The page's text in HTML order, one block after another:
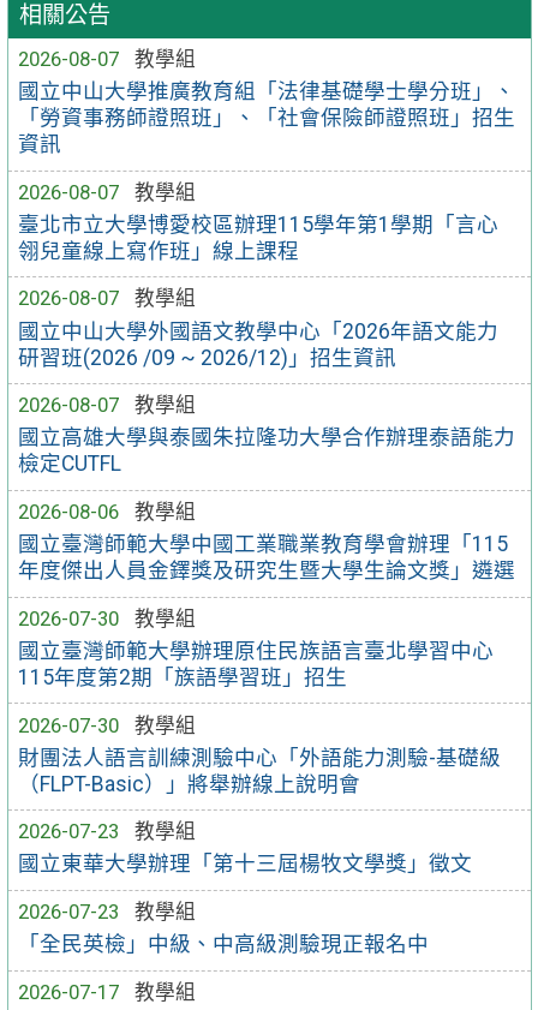
相關公告
2026-08-07
教學組
國立中山大學推廣教育組「法律基礎學士學分班」、
「勞資事務師證照班」、「社會保險師證照班」招生
資訊
2026-08-07
教學組
臺北市立大學博愛校區辦理115學年第1學期「言心
翎兒童線上寫作班」線上課程
2026-08-07
教學組
國立中山大學外國語文教學中心「2026年語文能力
研習班(2026 /09 ~ 2026/12)」招生資訊
2026-08-07
教學組
國立高雄大學與泰國朱拉隆功大學合作辦理泰語能力
檢定CUTFL
2026-08-06
教學組
國立臺灣師範大學中國工業職業教育學會辦理「115
年度傑出人員金鐸獎及研究生暨大學生論文獎」遴選
2026-07-30
教學組
國立臺灣師範大學辦理原住民族語言臺北學習中心
115年度第2期「族語學習班」招生
2026-07-30
教學組
財團法人語言訓練測驗中心「外語能力測驗-基礎級
（FLPT-Basic）」將舉辦線上說明會
2026-07-23
教學組
國立東華大學辦理「第十三屆楊牧文學獎」徵文
2026-07-23
教學組
「全民英檢」中級、中高級測驗現正報名中
2026-07-17
教學組